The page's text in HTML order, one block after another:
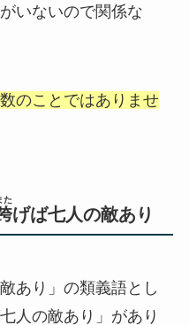
いないので関係な
のことではありませ
た
げば七人の敵あり
あり」の類義語とし
人の敵あり」があり